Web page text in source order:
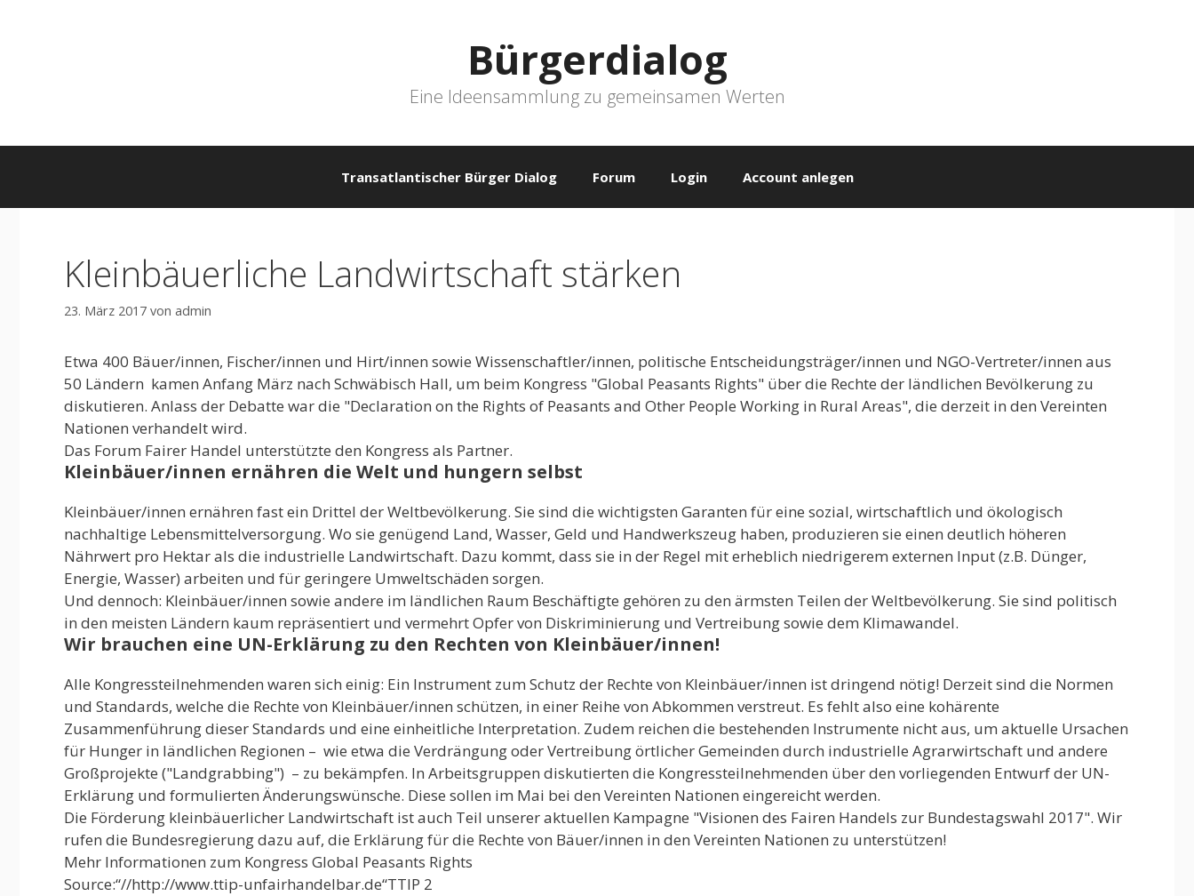
Bürgerdialog
Eine Ideensammlung zu gemeinsamen Werten
Transatlantischer Bürger Dialog Forum Login Account anlegen
Kleinbäuerliche Landwirtschaft stärken
23. März 2017 von admin
Etwa 400 Bäuer/innen, Fischer/innen und Hirt/innen sowie Wissenschaftler/innen, politische Entscheidungsträger/innen und NGO-Vertreter/innen aus
50 Ländern kamen Anfang März nach Schwäbisch Hall, um beim Kongress "Global Peasants Rights" über die Rechte der ländlichen Bevölkerung zu
diskutieren. Anlass der Debatte war die "Declaration on the Rights of Peasants and Other People Working in Rural Areas", die derzeit in den Vereinten
Nationen verhandelt wird.
Das Forum Fairer Handel unterstützte den Kongress als Partner.
Kleinbäuer/innen ernähren die Welt und hungern selbst
Kleinbäuer/innen ernähren fast ein Drittel der Weltbevölkerung. Sie sind die wichtigsten Garanten für eine sozial, wirtschaftlich und ökologisch
nachhaltige Lebensmittelversorgung. Wo sie genügend Land, Wasser, Geld und Handwerkszeug haben, produzieren sie einen deutlich höheren
Nährwert pro Hektar als die industrielle Landwirtschaft. Dazu kommt, dass sie in der Regel mit erheblich niedrigerem externen Input (z.B. Dünger,
Energie, Wasser) arbeiten und für geringere Umweltschäden sorgen.
Und dennoch: Kleinbäuer/innen sowie andere im ländlichen Raum Beschäftigte gehören zu den ärmsten Teilen der Weltbevölkerung. Sie sind politisch
in den meisten Ländern kaum repräsentiert und vermehrt Opfer von Diskriminierung und Vertreibung sowie dem Klimawandel.
Wir brauchen eine UN-Erklärung zu den Rechten von Kleinbäuer/innen!
Alle Kongressteilnehmenden waren sich einig: Ein Instrument zum Schutz der Rechte von Kleinbäuer/innen ist dringend nötig! Derzeit sind die Normen
und Standards, welche die Rechte von Kleinbäuer/innen schützen, in einer Reihe von Abkommen verstreut. Es fehlt also eine kohärente
Zusammenführung dieser Standards und eine einheitliche Interpretation. Zudem reichen die bestehenden Instrumente nicht aus, um aktuelle Ursachen
für Hunger in ländlichen Regionen – wie etwa die Verdrängung oder Vertreibung örtlicher Gemeinden durch industrielle Agrarwirtschaft und andere
Großprojekte ("Landgrabbing") – zu bekämpfen. In Arbeitsgruppen diskutierten die Kongressteilnehmenden über den vorliegenden Entwurf der UN-
Erklärung und formulierten Änderungswünsche. Diese sollen im Mai bei den Vereinten Nationen eingereicht werden.
Die Förderung kleinbäuerlicher Landwirtschaft ist auch Teil unserer aktuellen Kampagne "Visionen des Fairen Handels zur Bundestagswahl 2017". Wir
rufen die Bundesregierung dazu auf, die Erklärung für die Rechte von Bäuer/innen in den Vereinten Nationen zu unterstützen!
Mehr Informationen zum Kongress Global Peasants Rights
Source:“//http://www.ttip-unfairhandelbar.de“TTIP 2